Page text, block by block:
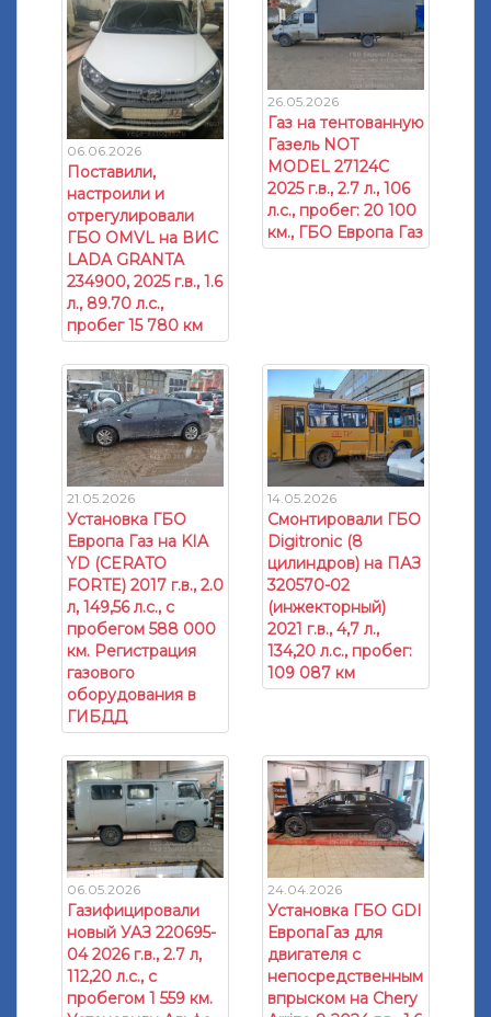
06.06.2026
Поставили,
настроили и
отрегулировали
ГБО OMVL на ВИС
LADA GRANTA
234900, 2025 г.в., 1.6
л., 89.70 л.с.,
пробег 15 780 км
26.05.2026
Газ на тентованную
Газель NOT
MODEL 27124C
2025 г.в., 2.7 л., 106
л.с., пробег: 20 100
км., ГБО Европа Газ
21.05.2026
Установка ГБО
Европа Газ на KIA
YD (CERATO
FORTE) 2017 г.в., 2.0
л, 149,56 л.с., с
пробегом 588 000
км. Регистрация
газового
оборудования в
ГИБДД
14.05.2026
Смонтировали ГБО
Digitronic (8
цилиндров) на ПАЗ
320570-02
(инжекторный)
2021 г.в., 4,7 л.,
134,20 л.с., пробег:
109 087 км
06.05.2026
Газифицировали
новый УАЗ 220695-
04 2026 г.в., 2.7 л,
112,20 л.с., с
пробегом 1 559 км.
24.04.2026
Установка ГБО GDI
ЕвропаГаз для
двигателя с
непосредственным
впрыском на Chery